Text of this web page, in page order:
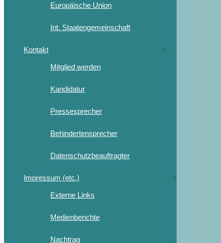
Europäische Union
Int. Staatengemeinschaft
Kontakt
Mitglied werden
Kandidatur
Pressesprecher
Behindertensprecher
Datenschutzbeauftragter
Impressum (etc.)
Externe Links
Medienberichte
Nachtrag